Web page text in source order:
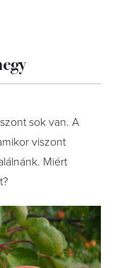
sok van. A
viszont
Miért